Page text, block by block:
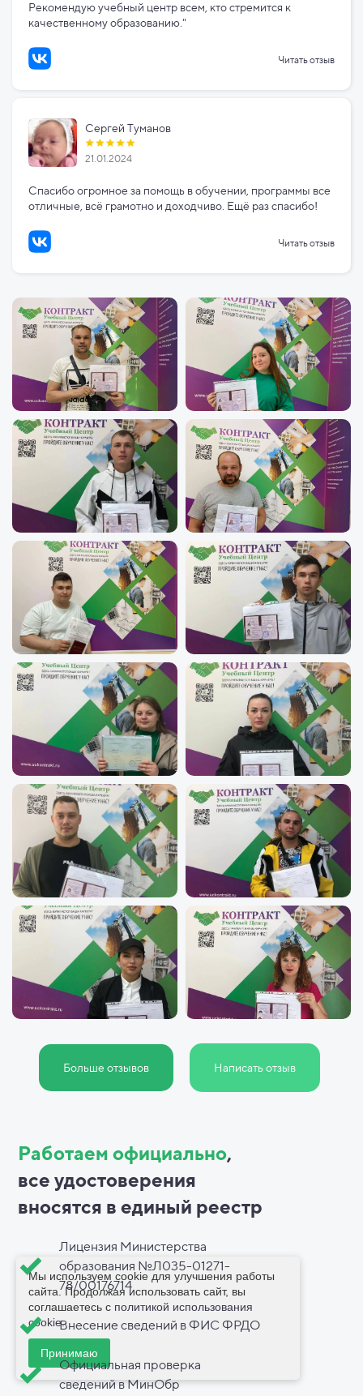
Рекомендую учебный центр всем, кто стремится к
качественному образованию."
Читать отзыв
Сергей Туманов
21.01.2024
Спасибо огромное за помощь в обучении, программы все
отличные, всё грамотно и доходчиво. Ещё раз спасибо!
Читать отзыв
Больше отзывов Написать отзыв
Работаем официально,
все удостоверения
вносятся в единый реестр
Лицензия Министерства
образования №Л035-01271-
78/00176714
Внесение сведений в ФИС ФРДО
Официальная проверка
сведений в МинОбр
Мы используем cookie для улучшения работы
сайта. Продолжая использовать сайт, вы
соглашаетесь с политикой использования
cookie.
Принимаю